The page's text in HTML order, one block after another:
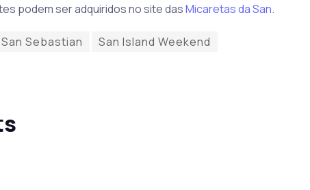
podem ser adquiridos no site dasMicaretas da San.
Sebastian San Island Weekend